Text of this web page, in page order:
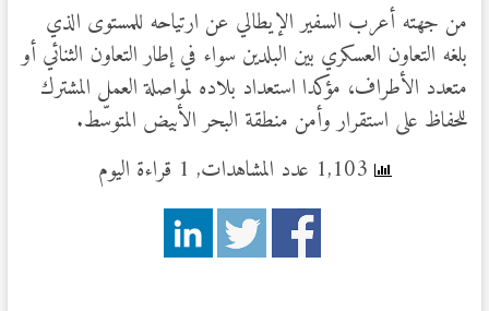
من جهته أعرب السفير الإيطالي عن ارتياحه للمستوى الذي
بلغه التعاون العسكري بين البلدين سواء في إطار التعاون الثنائي أو
متعدد الأطراف، مؤكدا استعداد بلاده لمواصلة العمل المشترك
للحفاظ على استقرار وأمن منطقة البحر الأبيض المتوسّط.